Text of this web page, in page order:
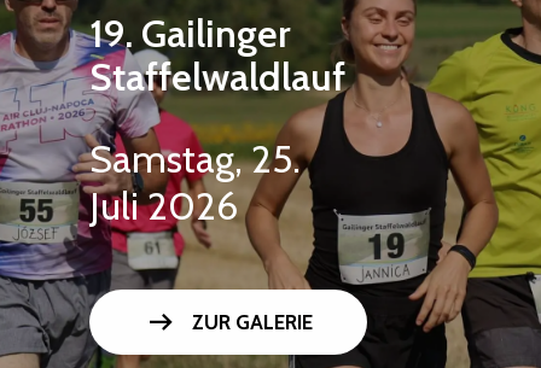
19. Gailinger
Staffelwaldlauf
Samstag, 25.
Juli 2026
arrow_right_alt ZUR GALERIE